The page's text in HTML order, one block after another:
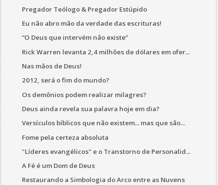
Pregador Teólogo & Pregador Estúpido
Eu não abro mão da verdade das escrituras!
“O Deus que intervém não existe”
Rick Warren levanta 2,4 milhões de dólares em ofer...
Nas mãos de Deus!
2012, será o fim do mundo?
Os demônios podem realizar milagres?
Deus ainda revela sua palavra hoje em dia?
Versículos bíblicos que não existem... mas que são...
Fome pela certeza absoluta
"Líderes evangélicos" e o Transtorno de Personalid...
A Fé é um Dom de Deus
Restaurando a Simbologia do Arco entre as Nuvens